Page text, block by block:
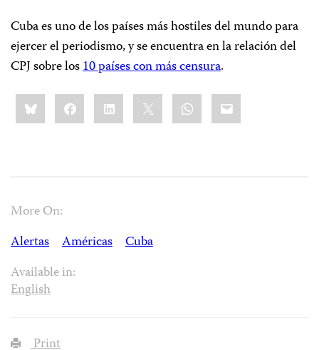
Cuba es uno de los países más hostiles del mundo para
ejercer el periodismo, y se encuentra en la relación del
CPJ sobre los10 países con más censura.
Share
this:BlueskyFacebookLinkedIn WhatsApp
Email
More On:
Alertas
Américas
Cuba
Available in:
English
Print